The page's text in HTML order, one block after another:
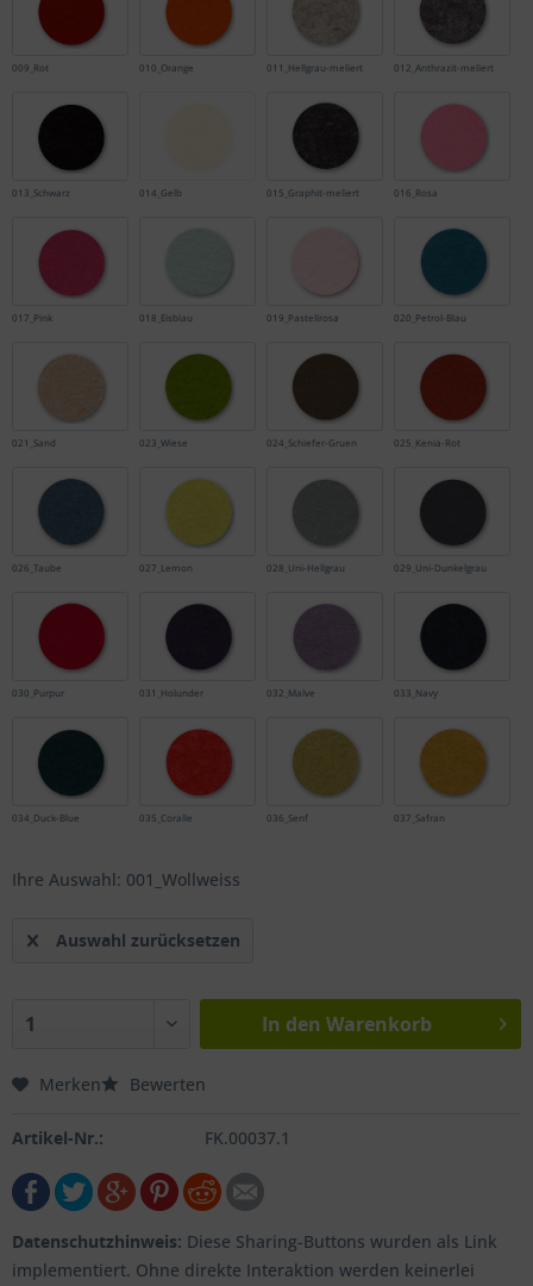
009_Rot 010_Orange 011_Hellgrau-meliert 012_Anthrazit-meliert
013_Schwarz 014_Gelb 015_Graphit-meliert 016_Rosa
017_Pink 018_Eisblau 019_Pastellrosa 020_Petrol-Blau
021_Sand 023_Wiese 024_Schiefer-Gruen 025_Kenia-Rot
026_Taube 027_Lemon 028_Uni-Hellgrau 029_Uni-Dunkelgrau
030_Purpur 031_Holunder 032_Malve 033_Navy
034_Duck-Blue 035_Coralle 036_Senf 037_Safran
Ihre Auswahl: 001_Wollweiss
Auswahl zurücksetzen
In den Warenkorb
Merken Bewerten
Artikel-Nr.: FK.00037.1
Datenschutzhinweis: Diese Sharing-Buttons wurden als Link
implementiert. Ohne direkte Interaktion werden keinerlei